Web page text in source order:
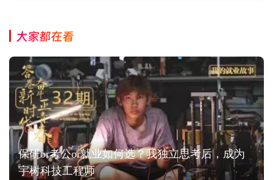
大家都在看
保研or考公or就业如何选？我独立思考后，成为
宇树科技工程师